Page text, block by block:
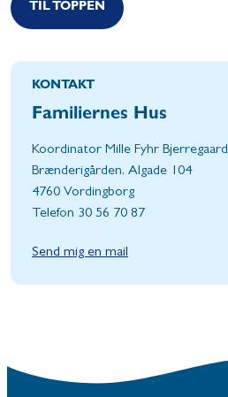
TIL TOPPEN
KONTAKT
Familiernes Hus
Koordinator Mille Fyhr Bjerregaard
Brænderigården, Algade 104
4760 Vordingborg
Telefon 30 56 70 87
Send mig en mail